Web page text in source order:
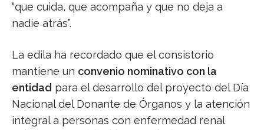
“que cuida, que acompaña y que no deja a
nadie atrás”.
La edila ha recordado que el consistorio
mantiene un convenio nominativo con la
entidad para el desarrollo del proyecto del Día
Nacional del Donante de Órganos y la atención
integral a personas con enfermedad renal